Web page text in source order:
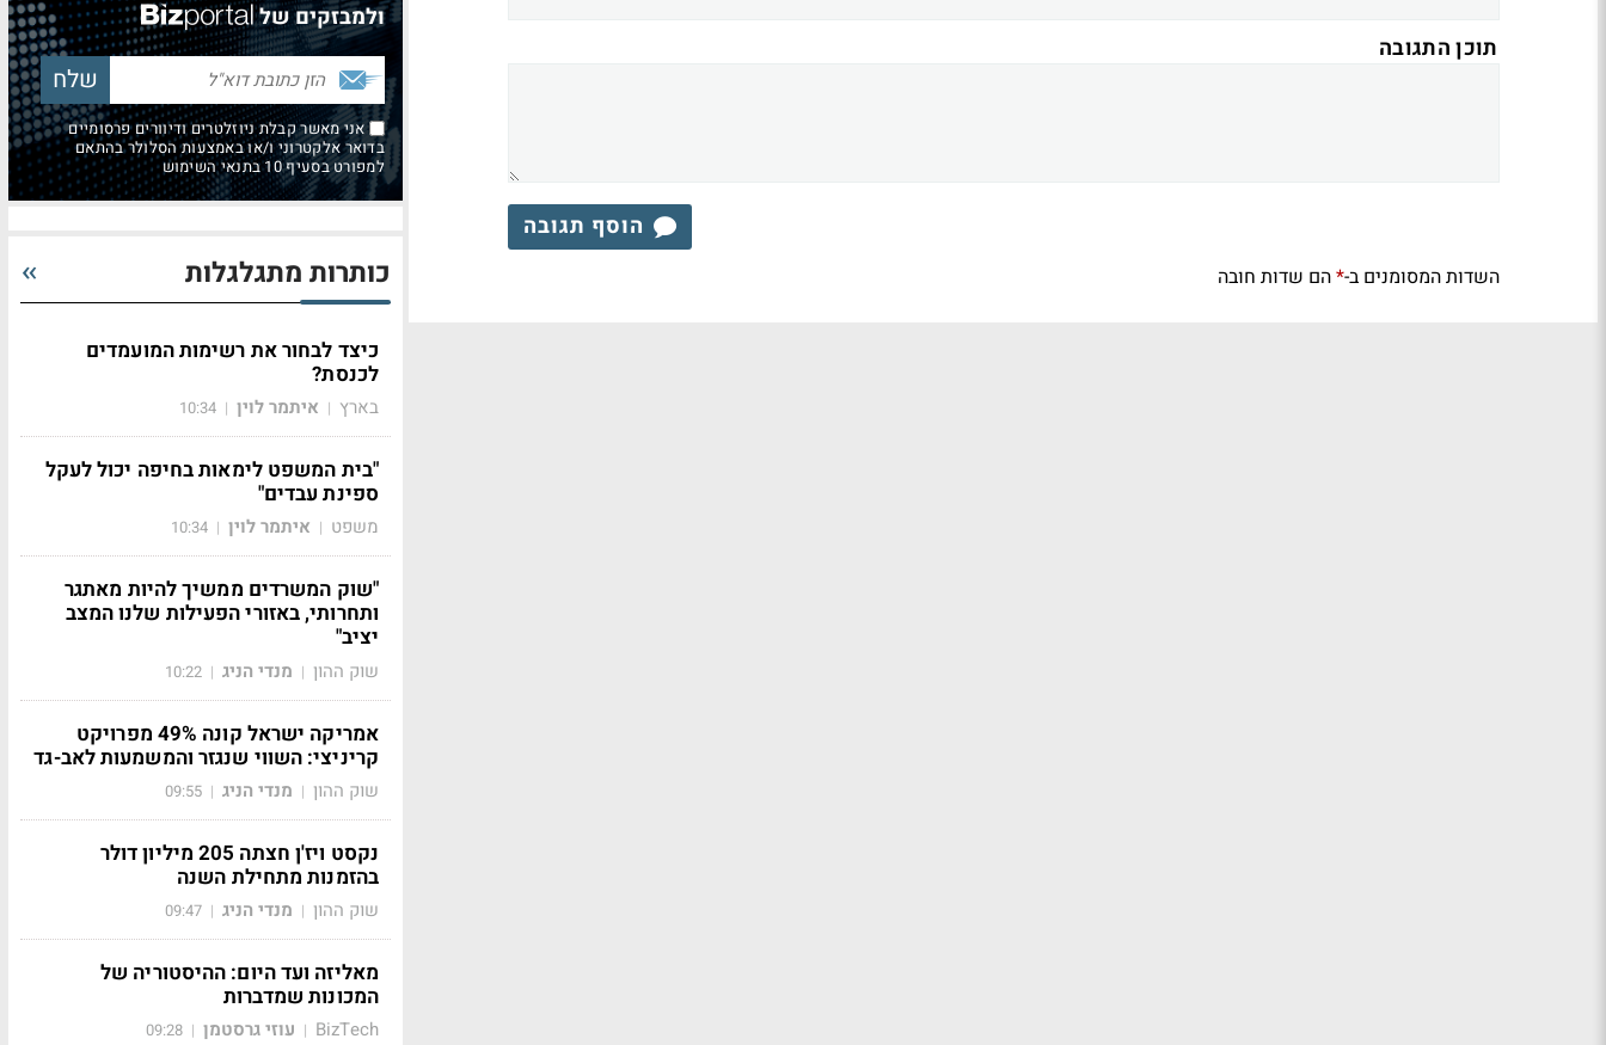
תוכן התגובה
הוסף תגובה
השדות המסומנים ב-*הם שדות חובה
ולמבזקים של
אני מאשר קבלת ניוזלטרים ודיוורים פרסומיים
בדואר אלקטרוני ו/או באמצעות הסלולר בהתאם
למפורט בסעיף 10 בתנאי השימוש
כותרות מתגלגלות
כיצד לבחור את רשימות המועמדים
לכנסת?
בארץ | איתמר לוין |
10:34
"בית המשפט לימאות בחיפה יכול לעקל
ספינת עבדים"
משפט | איתמר לוין |
10:34
"שוק המשרדים ממשיך להיות מאתגר
ותחרותי, באזורי הפעילות שלנו המצב
יציב"
שוק ההון | מנדי הניג |
10:22
אמריקה ישראל קונה 49% מפרויקט
קריניצי: השווי שנגזר והמשמעות לאב-גד
שוק ההון | מנדי הניג |
09:55
נקסט ויז'ן חצתה 205 מיליון דולר
בהזמנות מתחילת השנה
שוק ההון | מנדי הניג |
09:47
מאליזה ועד היום: ההיסטוריה של
המכונות שמדברות
BizTech
| עוזי גרסטמן |
09:28